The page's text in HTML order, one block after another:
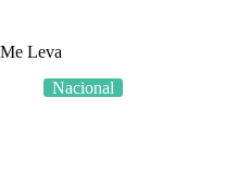
Me Leva
Nacional